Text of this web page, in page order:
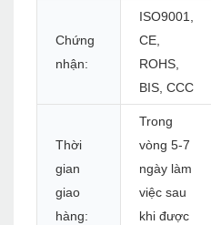
Chứng
nhận:
ISO9001,
CE,
ROHS,
BIS, CCC
Thời
gian
giao
hàng:
Trong
vòng 5-7
ngày làm
việc sau
khi được